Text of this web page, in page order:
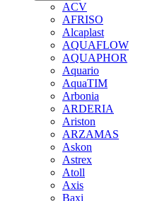
ACV
AFRISO
Alcaplast
AQUAFLOW
AQUAPHOR
Aquario
AquaTIM
Arbonia
ARDERIA
Ariston
ARZAMAS
Askon
Astrex
Atoll
Axis
Baxi